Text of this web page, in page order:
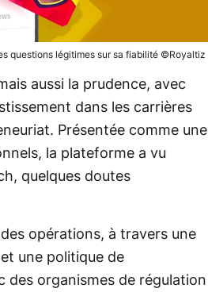
questions légitimes sur sa fiabilité ©Royaltiz
aussi la prudence, avec
dans les carrières
Présentée comme une
la plateforme a vu
quelques doutes
opérations, à travers une
une politique de
des organismes de régulation